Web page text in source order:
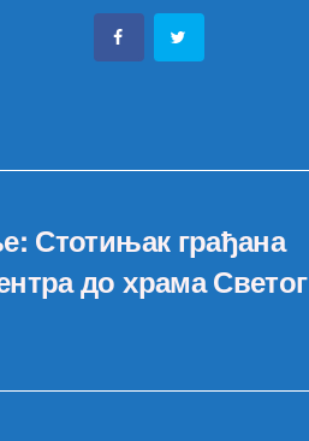
Стотињак грађана
до храма Светог